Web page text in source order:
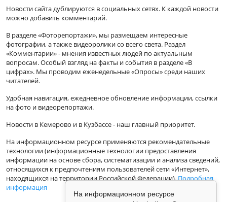
Новости сайта дублируются в социальных сетях. К каждой новости
можно добавить комментарий.
В разделе «Фоторепортажи», мы размещаем интересные
фотографии, а также видеоролики со всего света. Раздел
«Комментарии» - мнения известных людей по актуальным
вопросам. Особый взгляд на факты и события в разделе «В
цифрах». Мы проводим еженедельные «Опросы» среди наших
читателей.
Удобная навигация, ежедневное обновление информации, ссылки
на фото и видеорепортажи.
Новости в Кемерово и в Кузбассе - наш главный приоритет.
На информационном ресурсе применяются рекомендательные
технологии (информационные технологии предоставления
информации на основе сбора, систематизации и анализа сведений,
относящихся к предпочтениям пользователей сети «Интернет»,
находящихся на территории Российской Федерации).Подробная
информация
На информационном ресурсе